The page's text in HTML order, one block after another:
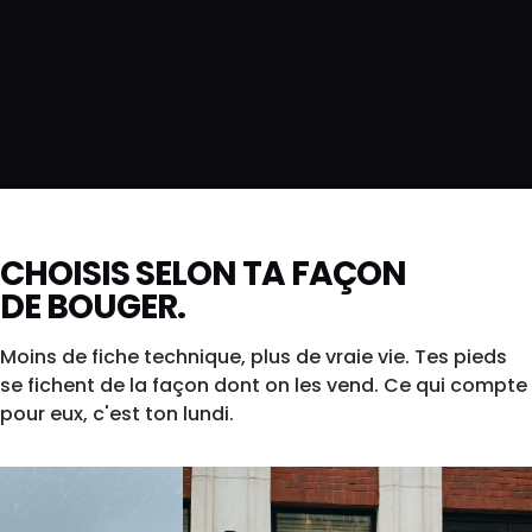
CHOISIS SELON TA FAÇON
DE BOUGER.
Moins de fiche technique, plus de vraie vie. Tes pieds
se fichent de la façon dont on les vend. Ce qui compte
pour eux, c'est ton lundi.